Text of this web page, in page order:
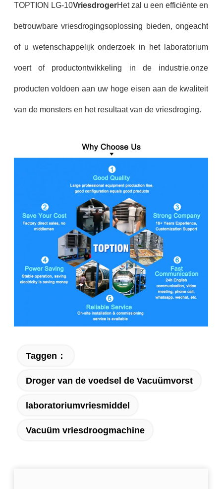
TOPTION LG-10VriesdrogerHet zal u een efficiënte en
betrouwbare vriesdrogingsoplossing bieden, ongeacht
of u wetenschappelijk onderzoek in het laboratorium
voert of productontwikkeling in de industrie.onze
producten voldoen aan uw hoge eisen aan de kwaliteit
van de monsters en het resultaat van de vriesdroging.
Taggen：
Droger van de voedsel de Vacuümvorst
laboratoriumvriesmiddel
Vacuüm vriesdroogmachine